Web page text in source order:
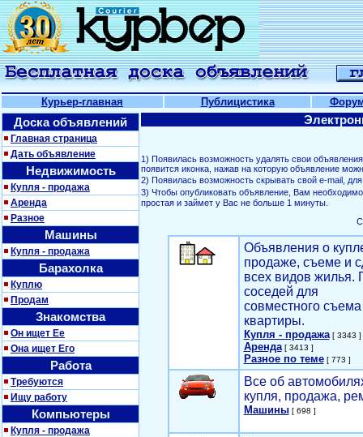
Курьер-главная Публицистика
Доска объявлений
Главная страница
Дать объявление
Недвижимость
Купля - продажа
Аренда
Разное
Машины
Купля - продажа
Барахолка
Куплю
Продам
Знакомства
Он ищет Ее
Она ищет Его
Работа
Требуются
Ищу работу
Компьютеры
Купля - продажа
1) Появилась возможность удалять свои
появится иконка, нажав на которую объявление
2) Появилась возможность скрывать свой е-mail,
3) Чтобы опубликовать объявление, Вам
простая и займет у Вас не больше 1 минуты.
Объявления о
продаже, съеме и
всех видов жилья.
соседей для
совместного съема
квартиры.
Купля - продажа[ 3343 ]
Аренда[ 3413 ]
Разное по теме[ 773 ]
Все об
купля, продажа,
Машины[ 698 ]